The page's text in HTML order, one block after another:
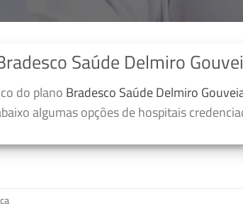
Saúde Delmiro
do plano Bradesco Saúde Delmiro
algumas opções de hospitais